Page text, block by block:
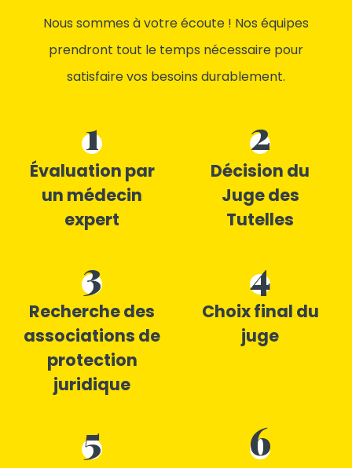
Nous sommes à votre écoute ! Nos équipes
prendront tout le temps nécessaire pour
satisfaire vos besoins durablement.
1
Évaluation par
un médecin
expert
2
Décision du
Juge des
Tutelles
3
Recherche des
associations de
protection
juridique
4
Choix final du
juge
5 6